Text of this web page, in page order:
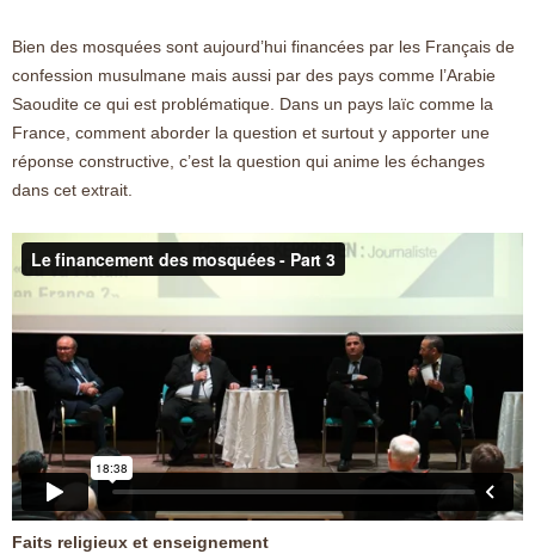
Bien des mosquées sont aujourd’hui financées par les Français de
confession musulmane mais aussi par des pays comme l’Arabie
Saoudite ce qui est problématique. Dans un pays laïc comme la
France, comment aborder la question et surtout y apporter une
réponse constructive, c’est la question qui anime les échanges
dans cet extrait.
Faits religieux et enseignement